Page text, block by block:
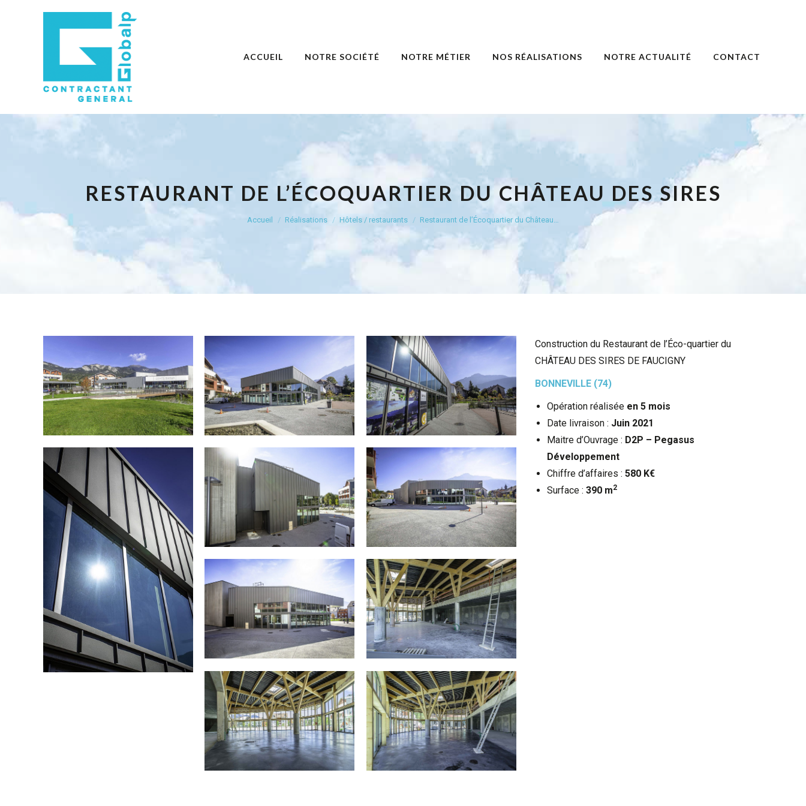
ACCUEIL NOTRE SOCIÉTÉ NOTRE MÉTIER NOS RÉALISATIONS NOTRE ACTUALITÉ CONTACT
RESTAURANT DE L’ÉCOQUARTIER DU CHÂTEAU DES SIRES
Vous êtes ici :
Accueil Réalisations Hôtels / restaurants Restaurant de l’Écoquartier du Château…
Construction du Restaurant de l’Éco-quartier du
CHÂTEAU DES SIRES DE FAUCIGNY
BONNEVILLE (74)
Opération réalisée en 5 mois
Date livraison : Juin 2021
Maitre d’Ouvrage : D2P – Pegasus
Développement
Chiffre d’affaires : 580 K€
Surface : 390 m2